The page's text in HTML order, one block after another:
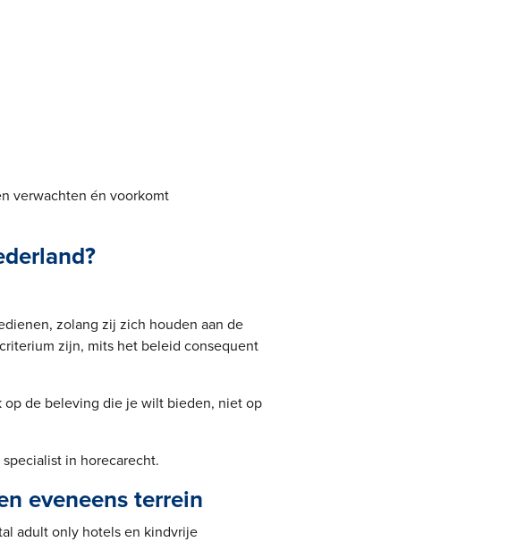
verwachten én voorkomt
zolang zij zich houden aan de
zijn, mits het beleid consequent
op de beleving die je wilt bieden, niet op
in horecarecht.
eveneens terrein
adult only hotels en kindvrije